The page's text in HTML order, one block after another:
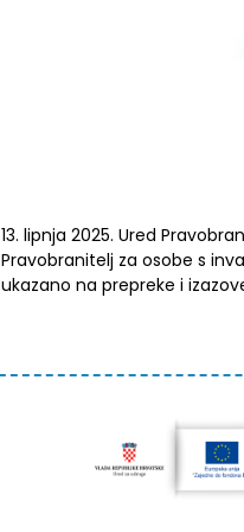
13. lipnja 2025. Ured
Pravobranitelj za osobe s
ukazano na prepreke i